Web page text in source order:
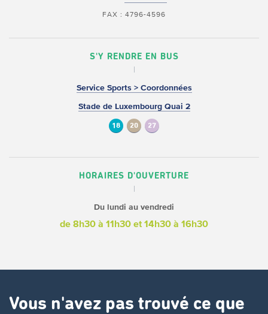
FAX : 4796-4596
S'Y RENDRE EN BUS
Service Sports > Coordonnées
Stade de Luxembourg Quai 2
18 20 27
HORAIRES D'OUVERTURE
Du lundi au vendredi
de 8h30 à 11h30 et 14h30 à 16h30
Vous n'avez pas trouvé ce que